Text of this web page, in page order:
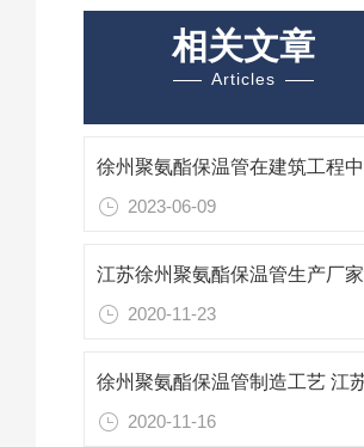
相关文章
Articles
2023-06-09
江苏徐州聚氨酯保温管生产厂家
2020-11-23
2020-11-16